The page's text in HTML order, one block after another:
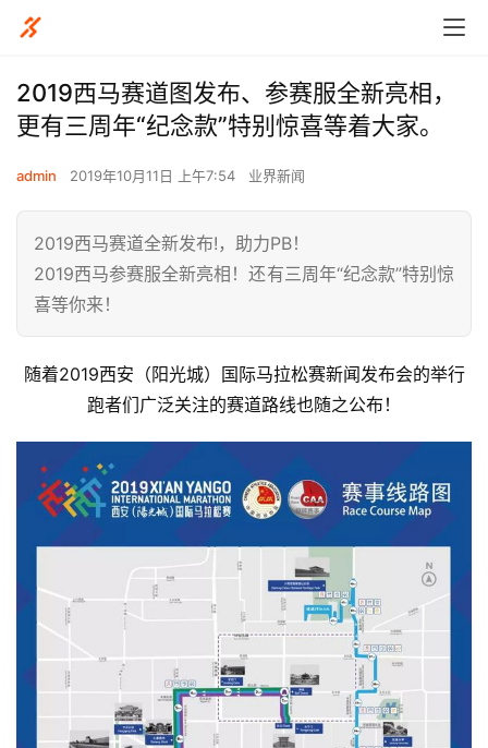
2019西马赛道图发布、参赛服全新亮相，
更有三周年“纪念款”特别惊喜等着大家。
admin 2019年10月11日 上午7:54 业界新闻
2019西马赛道全新发布!，助力PB！
2019西马参赛服全新亮相！还有三周年“纪念款”特别惊
喜等你来！
随着2019西安（阳光城）国际马拉松赛新闻发布会的举行
跑者们广泛关注的赛道路线也随之公布！